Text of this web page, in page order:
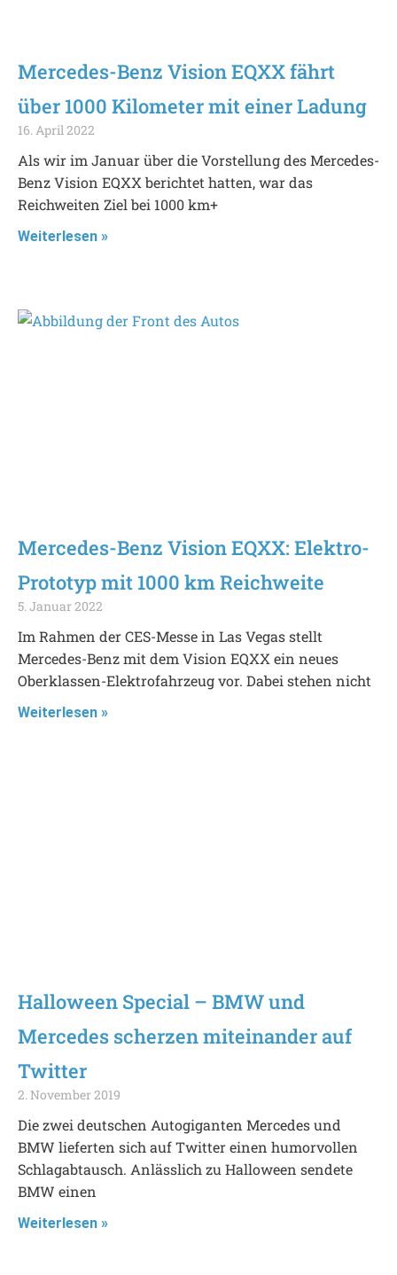
Mercedes-Benz Vision EQXX fährt
über 1000 Kilometer mit einer Ladung
16. April 2022
Als wir im Januar über die Vorstellung des Mercedes-
Benz Vision EQXX berichtet hatten, war das
Reichweiten Ziel bei 1000 km+
Weiterlesen »
Mercedes-Benz Vision EQXX: Elektro-
Prototyp mit 1000 km Reichweite
5. Januar 2022
Im Rahmen der CES-Messe in Las Vegas stellt
Mercedes-Benz mit dem Vision EQXX ein neues
Oberklassen-Elektrofahrzeug vor. Dabei stehen nicht
Weiterlesen »
Halloween Special – BMW und
Mercedes scherzen miteinander auf
Twitter
2. November 2019
Die zwei deutschen Autogiganten Mercedes und
BMW lieferten sich auf Twitter einen humorvollen
Schlagabtausch. Anlässlich zu Halloween sendete
BMW einen
Weiterlesen »